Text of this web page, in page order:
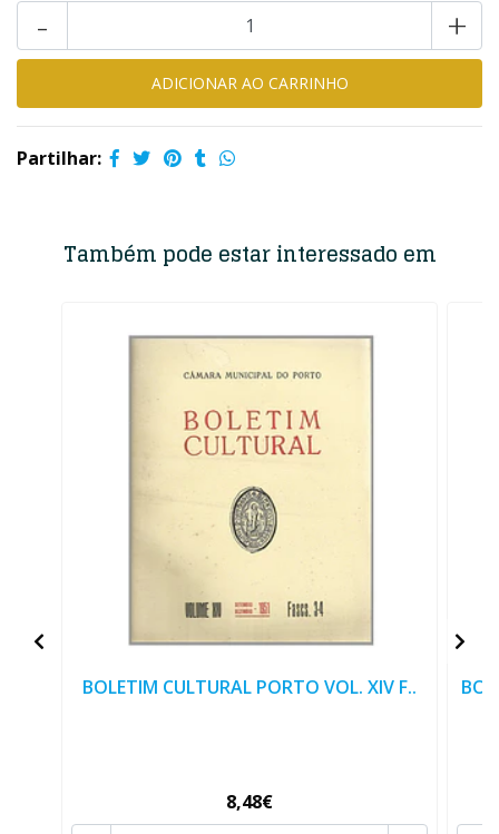
+
-
Partilhar:
Também pode estar interessado em
BOLETIM CULTURAL PORTO VOL. XIV F..
8,48€